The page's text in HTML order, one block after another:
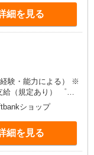
細を見る
験・能力による） ※
規定あり） ゜
゜+゜ 入社祝い金10
○。・゜+゜
ショップ
細を見る